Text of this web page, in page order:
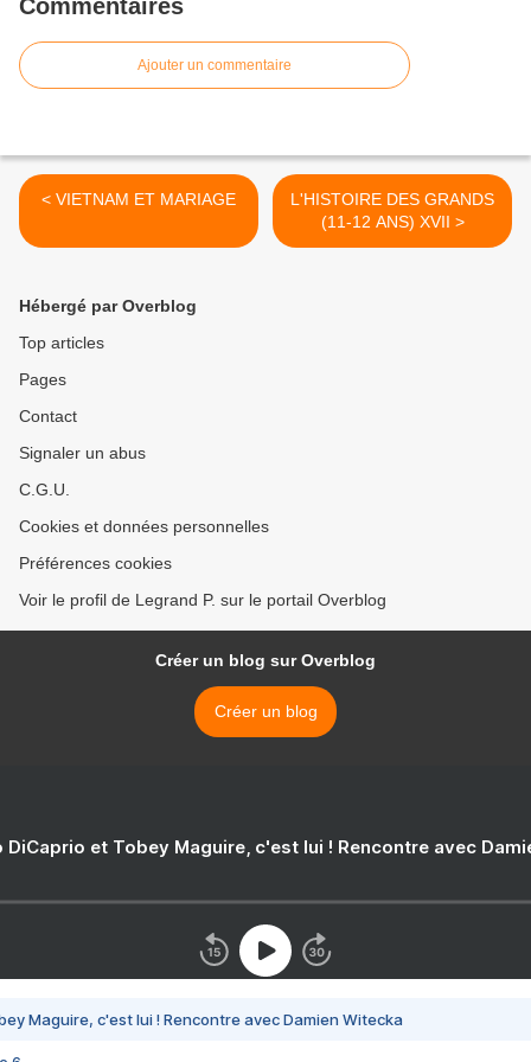
Commentaires
Ajouter un commentaire
< VIETNAM ET MARIAGE
L'HISTOIRE DES GRANDS
(11-12 ANS) XVII >
Hébergé par Overblog
Top articles
Pages
Contact
Signaler un abus
C.G.U.
Cookies et données personnelles
Préférences cookies
Voir le profil de Legrand P. sur le portail Overblog
Créer un blog sur Overblog
Créer un blog
DiCaprio et Tobey Maguire, c'est lui ! Rencontre avec
Maguire, c'est lui ! Rencontre avec Damien Witecka